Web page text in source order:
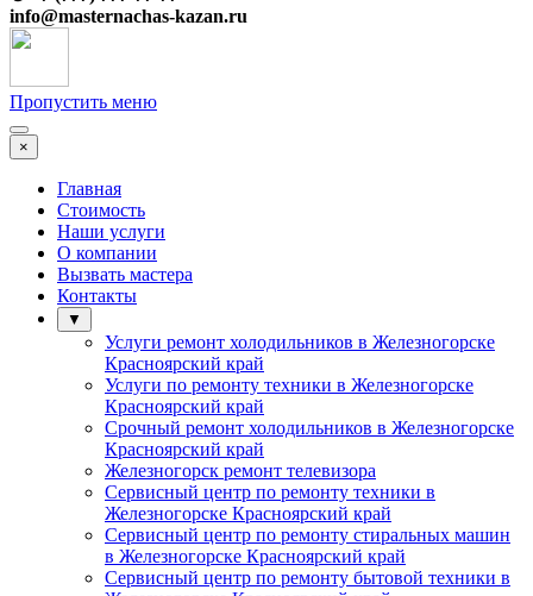
info@masternachas-kazan.ru
Пропустить меню
×
Главная
Стоимость
Наши услуги
О компании
Вызвать мастера
Контакты
▼
Услуги ремонт холодильников в Железногорске
Красноярский край
Услуги по ремонту техники в Железногорске
Красноярский край
Срочный ремонт холодильников в Железногорске
Красноярский край
Железногорск ремонт телевизора
Сервисный центр по ремонту техники в
Железногорске Красноярский край
Сервисный центр по ремонту стиральных машин
в Железногорске Красноярский край
Сервисный центр по ремонту бытовой техники в